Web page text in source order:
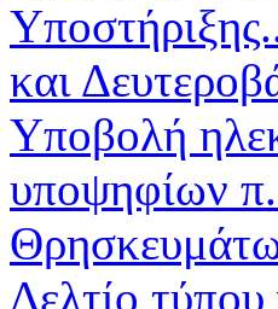
και
Υποβολή
υποψηφίων
Δελτίο τύπου